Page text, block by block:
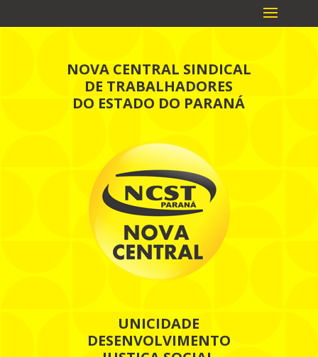
NOVA CENTRAL SINDICAL
DE TRABALHADORES
DO ESTADO DO PARANÁ
UNICIDADE
DESENVOLVIMENTO